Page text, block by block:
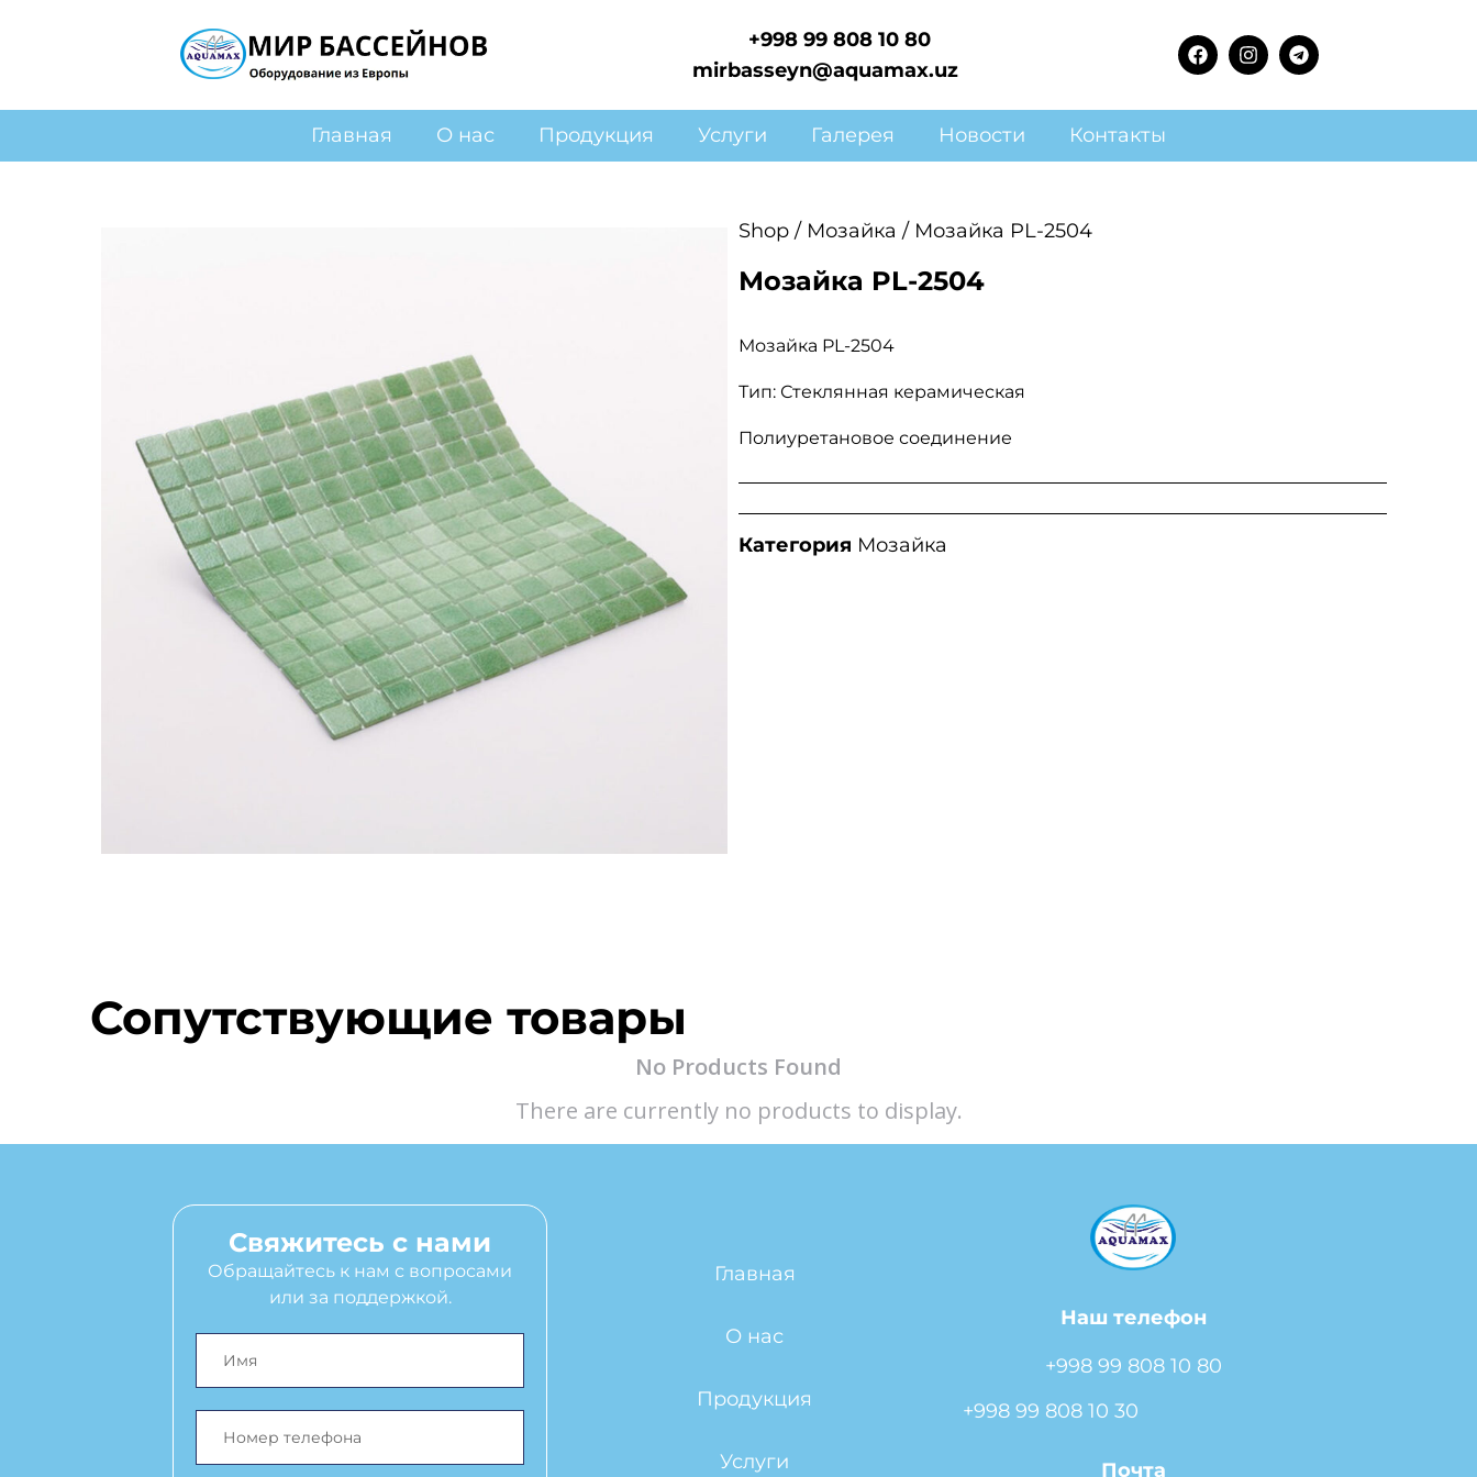
+998 99 808 10 80
mirbasseyn@aquamax.uz
Главная О нас Продукция Услуги Галерея Новости Контакты
Shop / Мозайка / Мозайка PL-2504
Мозайка PL-2504
Мозайка PL-2504
Тип: Стеклянная керамическая
Полиуретановое соединение
Категория Мозайка
Сопутствующие товары
No Products Found
There are currently no products to display.
Свяжитесь с нами
Обращайтесь к нам с вопросами
или за поддержкой.
Главная
О нас
Продукция
Услуги
Наш телефон
+998 99 808 10 80
+998 99 808 10 30
Почта